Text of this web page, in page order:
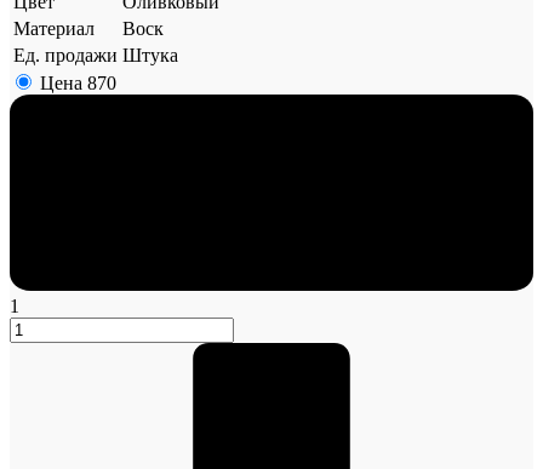
Материал
Воск
Ед. продажи Штука
Цена 870
1